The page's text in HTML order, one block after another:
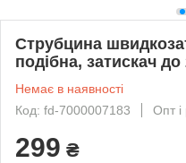
Струбцина
подібна, затискач
Немає в наявності
Код: fd-7000007183
Опт і
299 ₴